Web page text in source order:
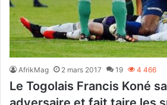
AfrikMag 2 mars 2017 19 4 466
Le Togolais Francis Koné